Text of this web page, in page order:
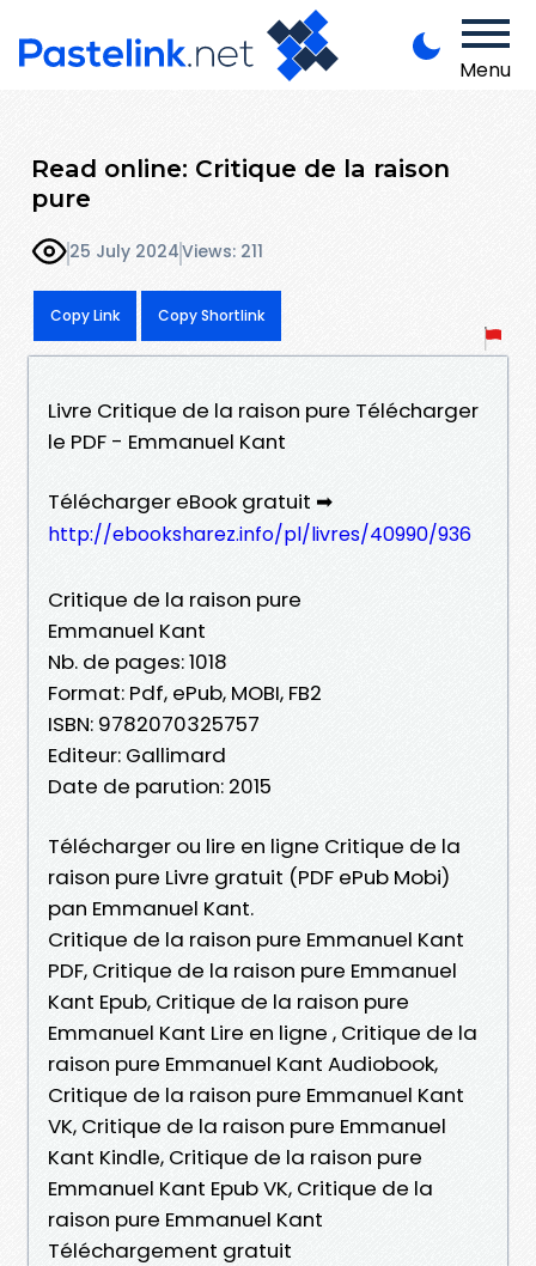
Menu
Read online: Critique de la raison
pure
25 July 2024Views: 211
Copy Link Copy Shortlink
Livre Critique de la raison pure Télécharger
le PDF - Emmanuel Kant
Télécharger eBook gratuit ➡
http://ebooksharez.info/pl/livres/40990/936
Critique de la raison pure
Emmanuel Kant
Nb. de pages: 1018
Format: Pdf, ePub, MOBI, FB2
ISBN: 9782070325757
Editeur: Gallimard
Date de parution: 2015
Télécharger ou lire en ligne Critique de la
raison pure Livre gratuit (PDF ePub Mobi)
pan Emmanuel Kant.
Critique de la raison pure Emmanuel Kant
PDF, Critique de la raison pure Emmanuel
Kant Epub, Critique de la raison pure
Emmanuel Kant Lire en ligne , Critique de la
raison pure Emmanuel Kant Audiobook,
Critique de la raison pure Emmanuel Kant
VK, Critique de la raison pure Emmanuel
Kant Kindle, Critique de la raison pure
Emmanuel Kant Epub VK, Critique de la
raison pure Emmanuel Kant
Téléchargement gratuit